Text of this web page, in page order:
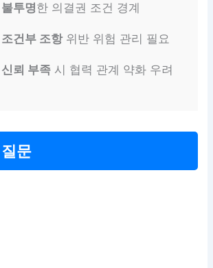
불투명한 의결권 조건 경계
조건부 조항위반 위험 관리 필요
신뢰 부족 시 협력 관계 약화 우려
문